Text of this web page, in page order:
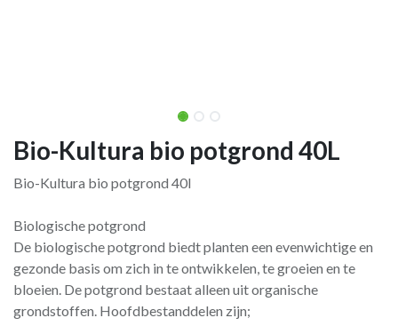
Bio-Kultura bio potgrond 40L
Bio-Kultura bio potgrond 40l
Biologische potgrond
De biologische potgrond biedt planten een evenwichtige en
gezonde basis om zich in te ontwikkelen, te groeien en te
bloeien. De potgrond bestaat alleen uit organische
grondstoffen. Hoofdbestanddelen zijn;